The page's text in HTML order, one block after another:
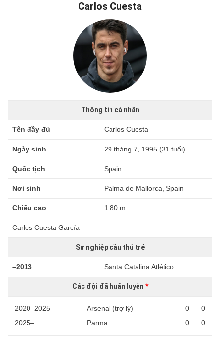
Carlos Cuesta
Thông tin cá nhân
Tên đầy đủ Carlos Cuesta
Ngày sinh 29 tháng 7, 1995 (31 tuổi)
Quốc tịch Spain
Nơi sinh Palma de Mallorca, Spain
Chiều cao 1.80 m
Carlos Cuesta García
Sự nghiệp cầu thủ trẻ
–2013 Santa Catalina Atlético
Các đội đã huấn luyện *
2020–2025 Arsenal (trợ lý) 0
0
2025–
Parma 0 0